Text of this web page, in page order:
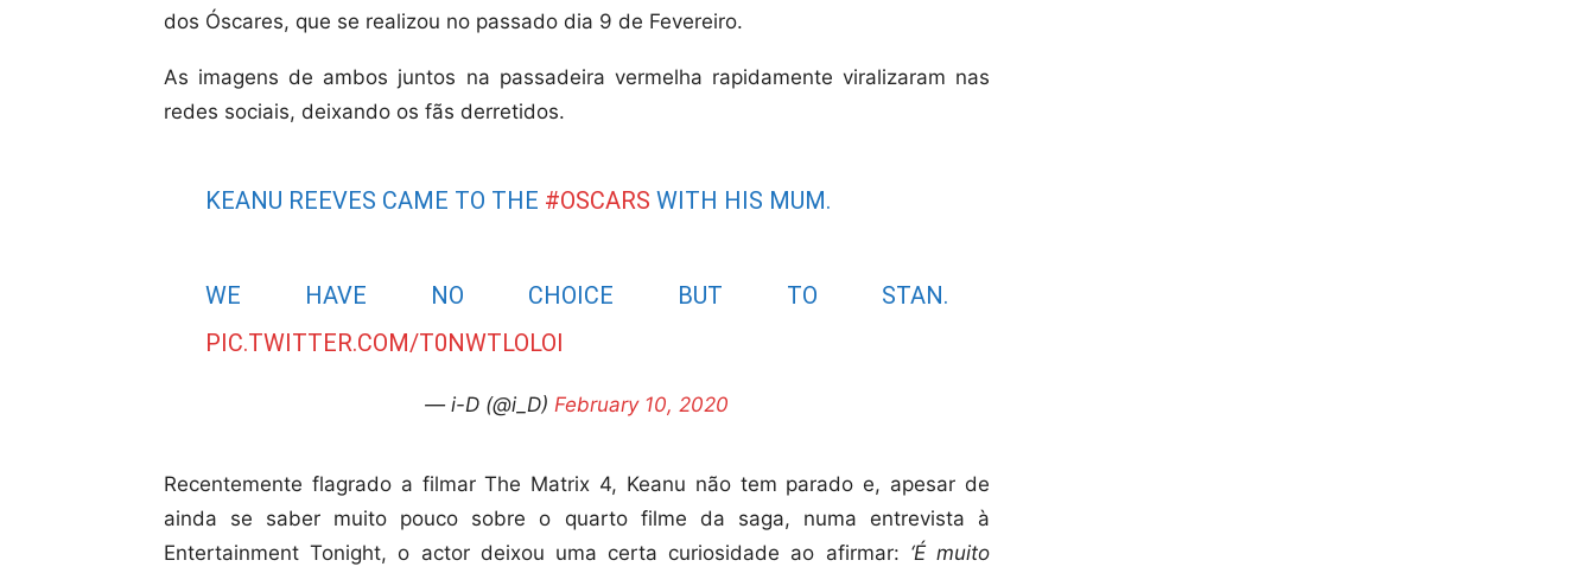
dos Óscares, que se realizou no passado dia 9 de Fevereiro.
As imagens de ambos juntos na passadeira vermelha rapidamente viralizaram nas
redes sociais, deixando os fãs derretidos.
KEANU REEVES CAME TO THE #OSCARS WITH HIS MUM.
WE HAVE NO CHOICE BUT TO STAN.
PIC.TWITTER.COM/T0NWTLOLOI
— i-D (@i_D) February 10, 2020
Recentemente flagrado a filmar The Matrix 4, Keanu não tem parado e, apesar de
ainda se saber muito pouco sobre o quarto filme da saga, numa entrevista à
Entertainment Tonight, o actor deixou uma certa curiosidade ao afirmar: ‘É muito